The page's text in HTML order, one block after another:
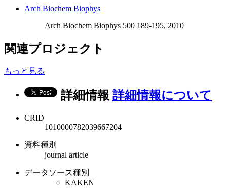
Arch Biochem Biophys
Arch Biochem Biophys 500 189-195, 2010
関連プロジェクト
もっと見る
詳細情報 詳細情報について
CRID
1010000782039667204
資料種別
journal article
データソース種別
KAKEN